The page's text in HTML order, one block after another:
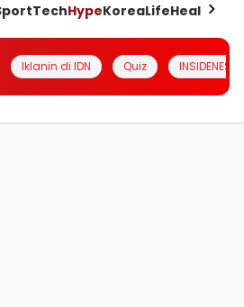
TechHypeKoreaLifeHealth
Iklanin di IDN Quiz INSIDENESIA